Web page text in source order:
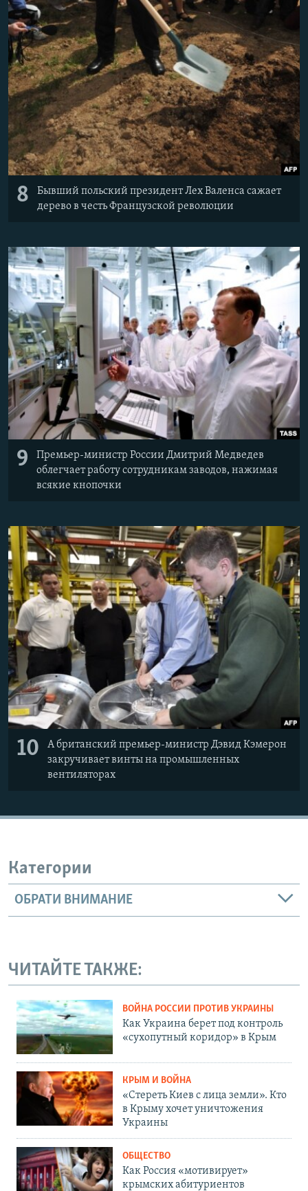
8
Бывший польский президент Лех Валенса сажает
дерево в честь Французской революции
9
Премьер-министр России Дмитрий Медведев
облегчает работу сотрудникам заводов, нажимая
всякие кнопочки
10
А британский премьер-министр Дэвид Кэмерон
закручивает винты на промышленных
вентиляторах
Категории
ОБРАТИ ВНИМАНИЕ
ЧИТАЙТЕ ТАКЖЕ:
ВОЙНА РОССИИ ПРОТИВ УКРАИНЫ
Как Украина берет под контроль
«сухопутный коридор» в Крым
КРЫМ И ВОЙНА
«Стереть Киев с лица земли». Кто
в Крыму хочет уничтожения
Украины
ОБЩЕСТВО
Как Россия «мотивирует»
крымских абитуриентов